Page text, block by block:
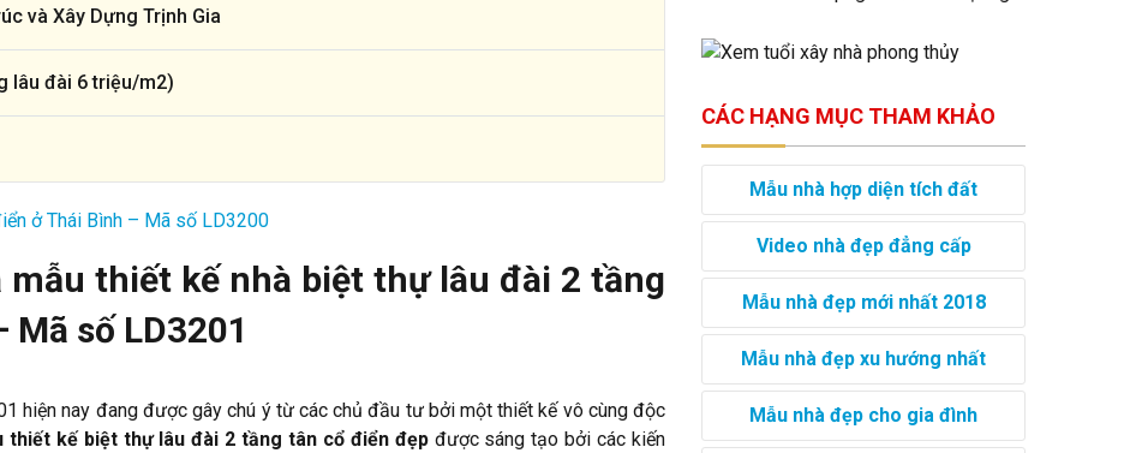
và Xây Dựng Trịnh Gia
lâu đài 6 triệu/m2)
ở Thái Bình – Mã số LD3200
thiết kế nhà biệt thự lâu đài 2 tầng
số LD3201
hiện nay đang được gây chú ý từ các chủ đầu tư bởi một thiết kế vô cùng độc
thiết kế biệt thự lâu đài 2 tầng tân cổ điển đẹpđược sáng tạo bởi các kiến
CÁC HẠNG MỤC THAM KHẢO
Mẫu nhà hợp diện tích đất
Video nhà đẹp đẳng cấp
Mẫu nhà đẹp mới nhất 2018
Mẫu nhà đẹp xu hướng nhất
Mẫu nhà đẹp cho gia đình